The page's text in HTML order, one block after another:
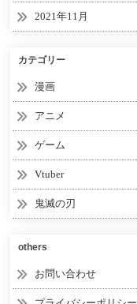
2021年11月
カテゴリー
漫画
アニメ
ゲーム
Vtuber
鬼滅の刃
others
お問い合わせ